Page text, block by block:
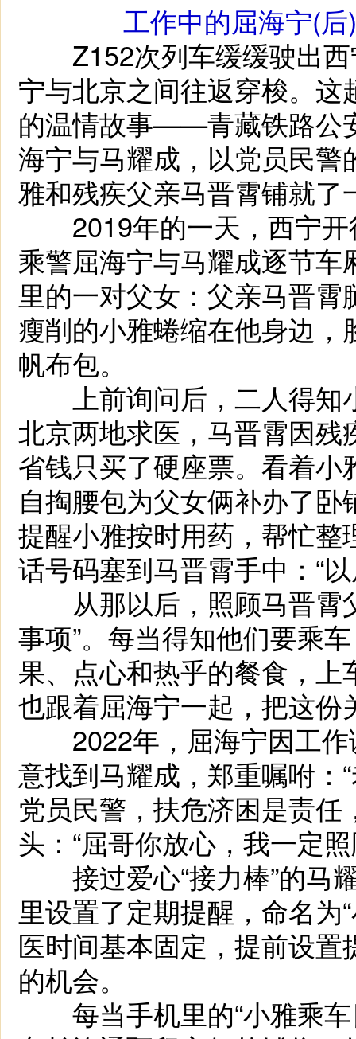
工作中的屈海宁(
Z152次列车缓缓驶出西
宁与北京之间往返穿梭。
的温情故事——青藏铁路公
海宁与马耀成，以党员民
雅和残疾父亲马晋霄铺就
2019年的一天，西宁开
乘警屈海宁与马耀成逐节
里的一对父女：父亲马晋
瘦削的小雅蜷缩在他身边
帆布包。
上前询问后，二人得知
北京两地求医，马晋霄因
省钱只买了硬座票。看着
自掏腰包为父女俩补办了
提醒小雅按时用药，帮忙
话号码塞到马晋霄手中：“
从那以后，照顾马晋霄
事项”。每当得知他们要乘
果、点心和热乎的餐食，
也跟着屈海宁一起，把这
2022年，屈海宁因工作
意找到马耀成，郑重嘱咐：
党员民警，扶危济困是责任
头：“屈哥你放心，我一定
接过爱心“接力棒”的马
里设置了定期提醒，命名为
医时间基本固定，提前设
的机会。
每当手机里的“小雅乘车